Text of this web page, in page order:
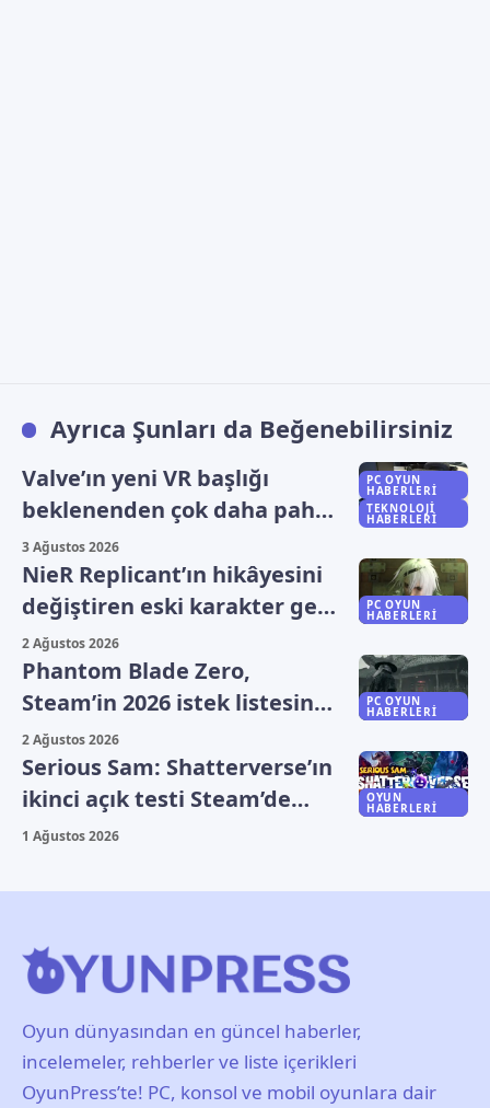
Ayrıca Şunları da Beğenebilirsiniz
PC OYUN
HABERLERI
TEKNOLOJI
HABERLERI
Valve’ın yeni VR başlığı
beklenenden çok daha pahalı
olabilir
3 Ağustos 2026
PC OYUN
HABERLERI
NieR Replicant’ın hikâyesini
değiştiren eski karakter geri
döndü
2 Ağustos 2026
PC OYUN
HABERLERI
Phantom Blade Zero,
Steam’in 2026 istek listesinde
zirveye yerleşti
2 Ağustos 2026
OYUN
HABERLERI
Serious Sam: Shatterverse’ın
ikinci açık testi Steam’de
başladı
1 Ağustos 2026
Oyun dünyasından en güncel haberler,
incelemeler, rehberler ve liste içerikleri
OyunPress’te! PC, konsol ve mobil oyunlara dair